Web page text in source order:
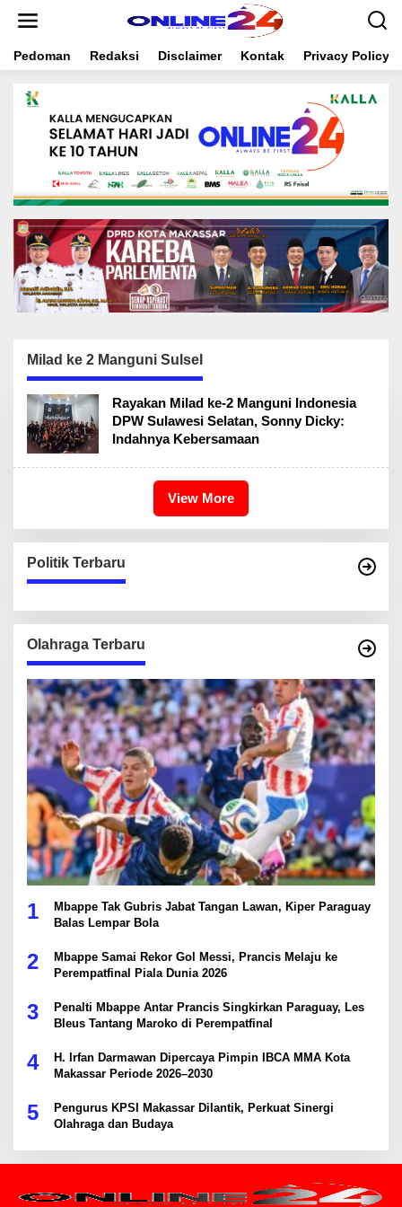
t
Pedoman Redaksi Disclaimer Kontak Privacy Policy
Milad ke 2 Manguni Sulsel
Rayakan Milad ke-2 Manguni Indonesia
DPW Sulawesi Selatan, Sonny Dicky:
Indahnya Kebersamaan
View More
Politik Terbaru
Olahraga Terbaru
1
Mbappe Tak Gubris Jabat Tangan Lawan, Kiper Paraguay
Balas Lempar Bola
2
Mbappe Samai Rekor Gol Messi, Prancis Melaju ke
Perempatfinal Piala Dunia 2026
3
Penalti Mbappe Antar Prancis Singkirkan Paraguay, Les
Bleus Tantang Maroko di Perempatfinal
4
H. Irfan Darmawan Dipercaya Pimpin IBCA MMA Kota
Makassar Periode 2026–2030
5
Pengurus KPSI Makassar Dilantik, Perkuat Sinergi
Olahraga dan Budaya